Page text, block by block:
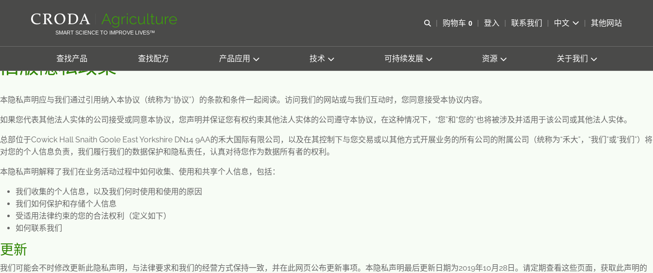
SMART SCIENCE TO IMPROVE LIVES™
Open Search
购物车 0
查看购物车
登入 联系我们 中文 其他网站
查找产品 查找配方 产品应用 技术 可持续发展 资源 关于我们
首页 隐私政策 旧版隐私政策
旧版隐私政策
本隐私声明应与我们通过引用纳入本协议（统称为“协议”）的条款和条件一起阅读。访问我们的网站或与我们互动时，您同意接受本协议内容。
如果您代表其他法人实体的公司接受或同意本协议，您声明并保证您有权约束其他法人实体的公司遵守本协议，在这种情况下， “您”和“您的”也将被涉及并适用于该公司或其他法人实体。
总部位于Cowick Hall Snaith Goole East Yorkshire DN14 9AA的禾大国际有限公司，以及在其控制下与您交易或以其他方式开展业务的所有公司的附属公司（统称为“禾大” ， “我们”或“我们”）将
对您的个人信息负责，我们履行我们的数据保护和隐私责任，认真对待您作为数据所有者的权利。
本隐私声明解释了我们在业务活动过程中如何收集、使用和共享个人信息，包括：
我们收集的个人信息，以及我们何时使用和使用的原因
我们如何保护和存储个人信息
受适用法律约束的您的合法权利（定义如下）
如何联系我们
更新
我们可能会不时修改更新此隐私声明，与法律要求和我们的经营方式保持一致，并在此网页公布更新事项。本隐私声明最后更新日期为2019年10月 28 日。请定期查看这些页面，获取此声明的